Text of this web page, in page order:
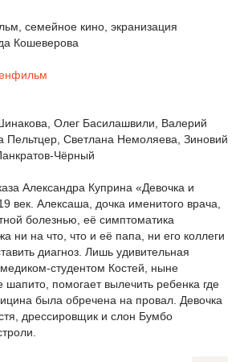
семейное кино, экранизация
Кошеверова
Олег Басилашвили, Валерий
Пельтцер, Светлана Немоляева, Зиновий
Чёрный
Александра Куприна «Девочка и
век. Алексаша, дочка именитого врача,
болезнью, её симптоматика
ни на что, что и её папа, ни его коллеги
диагноз. Лишь удивительная
студентом Костей, ныне
помогает вылечить ребенка где
была обречена на провал. Девочка
дрессировщик и слон Бумбо